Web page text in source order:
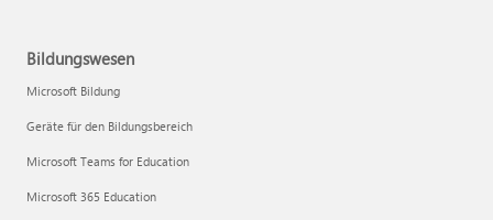
Bildungswesen
Microsoft Bildung
Geräte für den Bildungsbereich
Microsoft Teams for Education
Microsoft 365 Education